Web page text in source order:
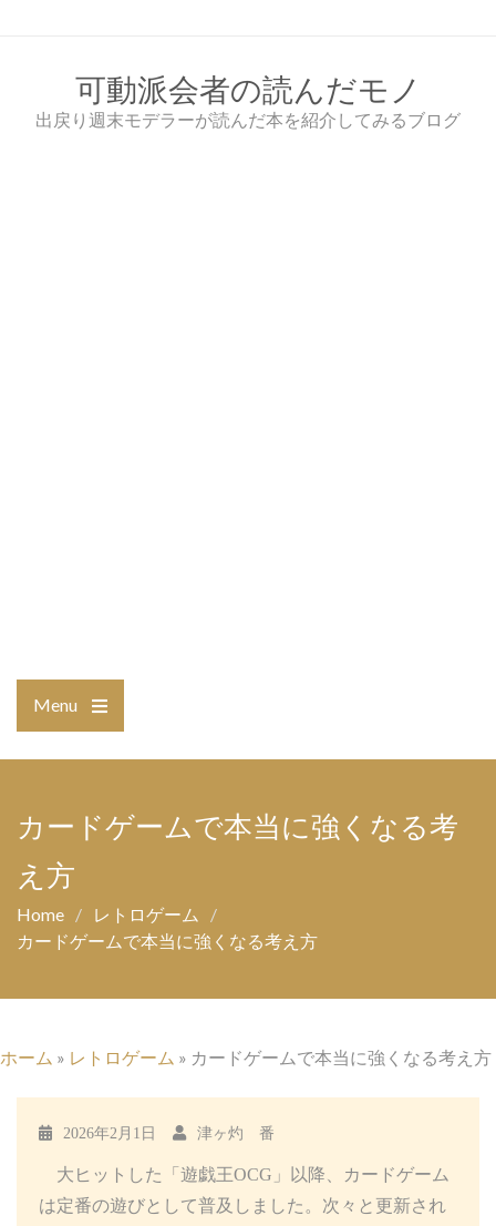
可動派会者の読んだモノ
出戻り週末モデラーが読んだ本を紹介してみるブログ
Menu
main
カードゲームで本当に強くなる考
え方
Home
レトロゲーム
カードゲームで本当に強くなる考え方
ホーム » レトロゲーム » カードゲームで本当に強くなる考え方
2026年2月1日 津ヶ灼 番
大ヒットした「遊戯王OCG」以降、カードゲーム
は定番の遊びとして普及しました。次々と更新され